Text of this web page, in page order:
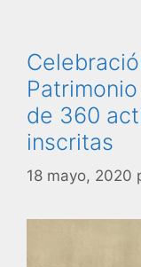
de 360
inscritas
18 mayo, 2020